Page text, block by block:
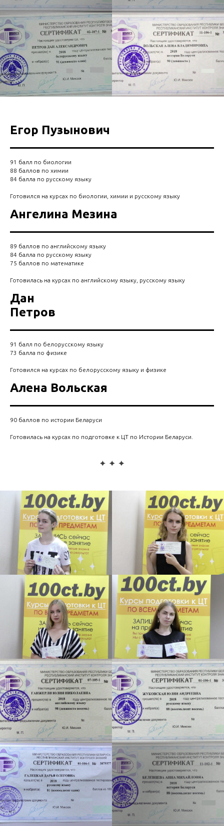
Егор Пузынович
91 балл по биологии
88 баллов по химии
84 балла по русскому языку
Готовился на курсах по биологии, химии и русскому языку
Ангелина Мезина
89 баллов по английскому языку
84 балла по русскому языку
75 баллов по математике
Готовилась на курсах по английскому языку, русскому языку
Дан
Петров
91 балл по белорусскому языку
73 балла по физике
Готовился на курсах по белорусскому языку и физике
Алена Вольская
90 баллов по истории Беларуси
Готовилась на курсах по подготовке к ЦТ по Истории Беларуси.